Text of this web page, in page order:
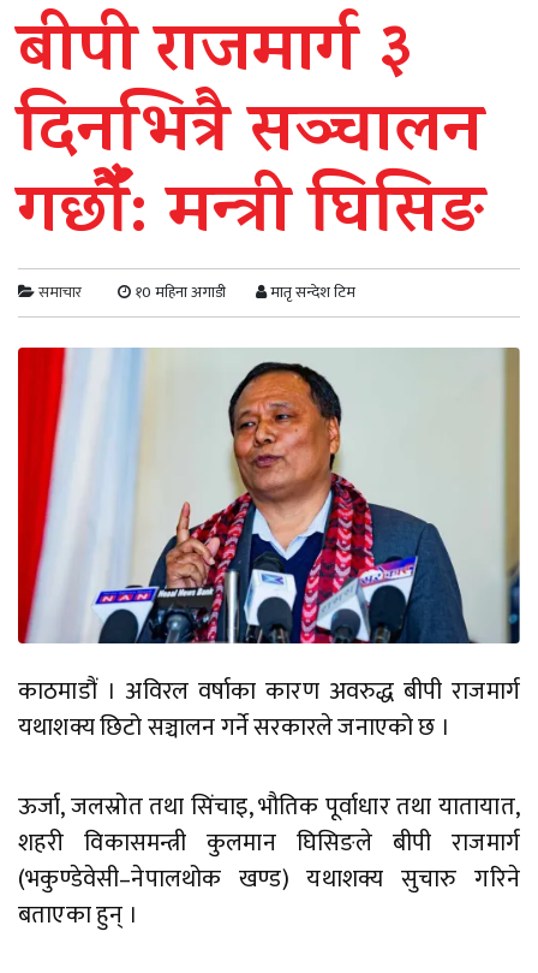
बीपी राजमार्ग ३
दिनभित्रै सञ्चालन
गर्छौँ: मन्त्री घिसिङ
समाचार १0 महिना अगाडी मातृ सन्देश टिम
काठमाडौं । अविरल वर्षाका कारण अवरुद्ध बीपी राजमार्ग
यथाशक्य छिटो सञ्चालन गर्ने सरकारले जनाएको छ ।
ऊर्जा, जलस्रोत तथा सिंचाइ, भौतिक पूर्वाधार तथा यातायात,
शहरी विकासमन्त्री कुलमान घिसिङले बीपी राजमार्ग
(भकुण्डेवेसी–नेपालथोक खण्ड) यथाशक्य सुचारु गरिने
बताएका हुन् ।